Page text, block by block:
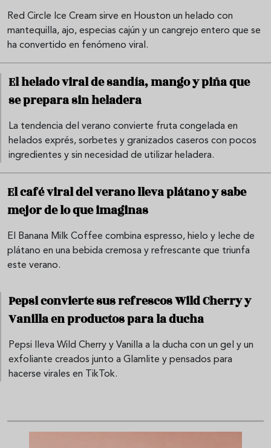
Red Circle Ice Cream sirve en Houston un helado con
mantequilla, ajo, especias cajún y un cangrejo entero que se
ha convertido en fenómeno viral.
El helado viral de sandía, mango y piña que
se prepara sin heladera
La tendencia del verano convierte fruta congelada en
helados exprés, sorbetes y granizados caseros con pocos
ingredientes y sin necesidad de utilizar heladera.
El café viral del verano lleva plátano y sabe
mejor de lo que imaginas
El Banana Milk Coffee combina espresso, hielo y leche de
plátano en una bebida cremosa y refrescante que triunfa
este verano.
Pepsi convierte sus refrescos Wild Cherry y
Vanilla en productos para la ducha
Pepsi lleva Wild Cherry y Vanilla a la ducha con un gel y un
exfoliante creados junto a Glamlite y pensados para
hacerse virales en TikTok.